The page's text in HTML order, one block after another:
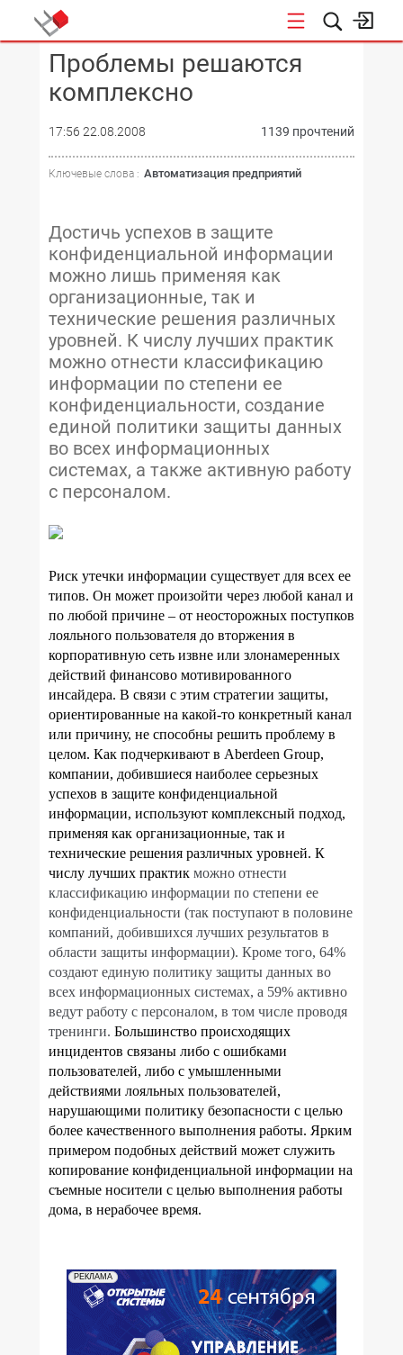
КОНФЕРЕНЦИИ
Проблемы решаются
комплексно
17:56 22.08.2008 1139 прочтений
Ключевые слова : Автоматизация предприятий
Достичь успехов в защите
конфиденциальной информации
можно лишь применяя как
организационные, так и
технические решения различных
уровней. К числу лучших практик
можно отнести классификацию
информации по степени ее
конфиденциальности, создание
единой политики защиты данных
во всех информационных
системах, а также активную работу
с персоналом.
Риск утечки информации существует для всех ее
типов. Он может произойти через любой канал и
по любой причине – от неосторожных поступков
лояльного пользователя до вторжения в
корпоративную сеть извне или злонамеренных
действий финансово мотивированного
инсайдера. В связи с этим стратегии защиты,
ориентированные на какой-то конкретный канал
или причину, не способны решить проблему в
целом. Как подчеркивают в Aberdeen Group,
компании, добившиеся наиболее серьезных
успехов в защите конфиденциальной
информации, используют комплексный подход,
применяя как организационные, так и
технические решения различных уровней. К
числу лучших практик можно отнести
классификацию информации по степени ее
конфиденциальности (так поступают в половине
компаний, добившихся лучших результатов в
области защиты информации). Кроме того, 64%
создают единую политику защиты данных во
всех информационных системах, а 59% активно
ведут работу с персоналом, в том числе проводя
тренинги. Большинство происходящих
инцидентов связаны либо с ошибками
пользователей, либо с умышленными
действиями лояльных пользователей,
нарушающими политику безопасности с целью
более качественного выполнения работы. Ярким
примером подобных действий может служить
копирование конфиденциальной информации на
съемные носители с целью выполнения работы
дома, в нерабочее время.
РЕКЛАМА